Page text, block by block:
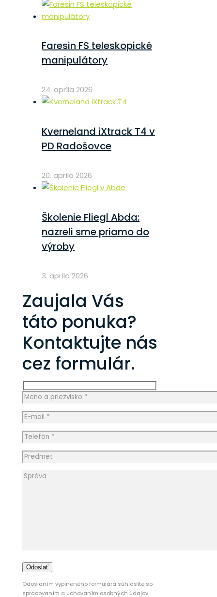
Faresin FS teleskopické
manipulátory
24. apríla 2026
Kverneland iXtrack T4 v
PD Radošovce
20. apríla 2026
Školenie Fliegl Abda:
nazreli sme priamo do
výroby
3. apríla 2026
Zaujala Vás
táto ponuka?
Kontaktujte nás
cez formulár.
Odoslaním vyplneného formulára súhlasíte so
spracovaním a uchovaním osobných údajov